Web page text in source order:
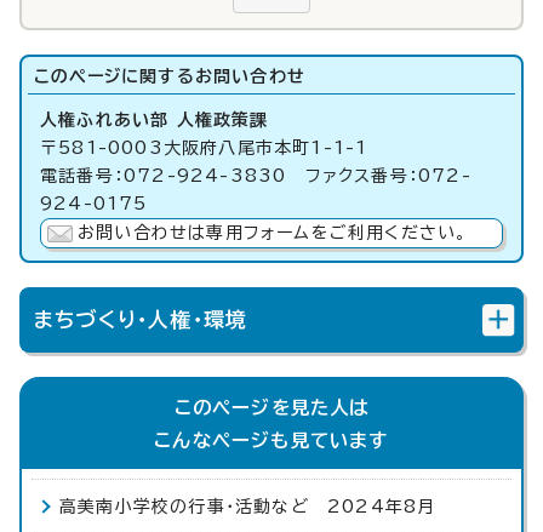
このページに関する お問い合わせ
人権ふれあい部 人権政策課
〒581-0003大阪府八尾市本町1-1-1
電話番号：072-924-3830 ファクス番号：072-
924-0175
お問い合わせは専用フォームをご利用ください。
まちづくり・人権・環境
このページを見た人は
こんなページも見ています
高美南小学校の行事・活動など 2024年8月